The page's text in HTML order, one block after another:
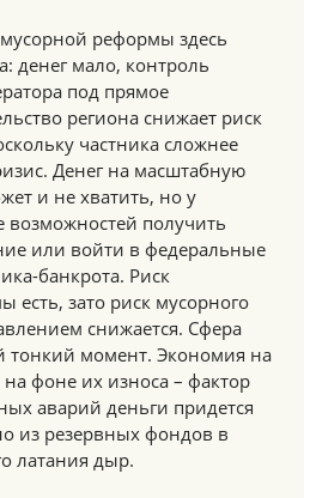
реформы здесь
денег мало, контроль
под прямое
региона снижает риск
частника сложнее
Денег на масштабную
и не хватить, но у
возможностей получить
или войти в федеральные
банкрота. Риск
есть, зато риск мусорного
снижается. Сфера
момент. Экономия на
фоне их износа – фактор
аварий деньги придется
из резервных фондов в
латания дыр.